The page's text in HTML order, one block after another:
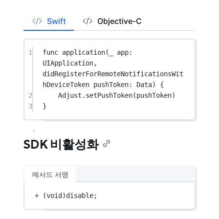
Swift Objective-C
1 func application(
app:
didRegisterForRemoteNotificationsWit
hDeviceToken pushToken: Data) {
2
Adjust. setPushToken(pushToken)
3
}
SDK 비활성화
메서드 서명
+ (void )disable;